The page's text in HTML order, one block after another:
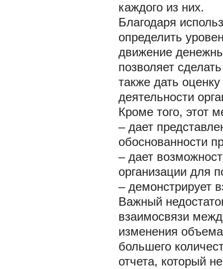
каждого из них.
Благодаря
определить
движение
позволяет
также дать
деятельности
Кроме того, этот
– дает
обоснованности
– дает
организации для
– демонстрирует
Важный
взаимосвязи
изменения
большего
отчета, который